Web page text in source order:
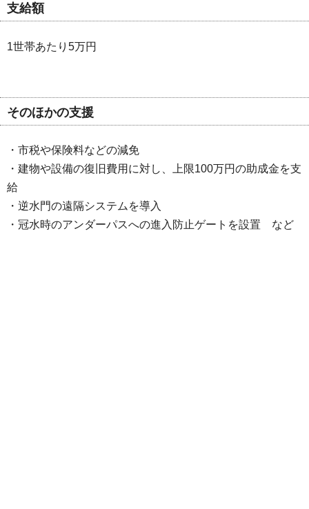
支給額
1世帯あたり5万円
そのほかの支援
・市税や保険料などの減免
・建物や設備の復旧費用に対し、上限100万円の助成金を支
給
・逆水門の遠隔システムを導入
・冠水時のアンダーパスへの進入防止ゲートを設置 など